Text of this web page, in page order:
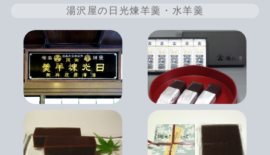
湯沢屋の日光煉羊羹・水羊羹